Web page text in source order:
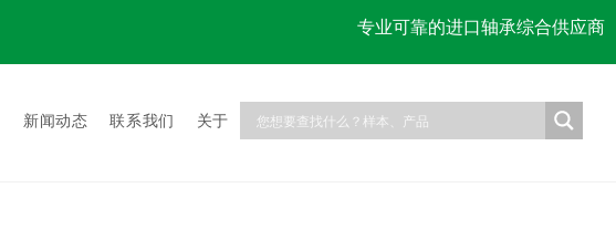
专业可靠的进口轴承综合供应商
新闻动态 联系我们 关于